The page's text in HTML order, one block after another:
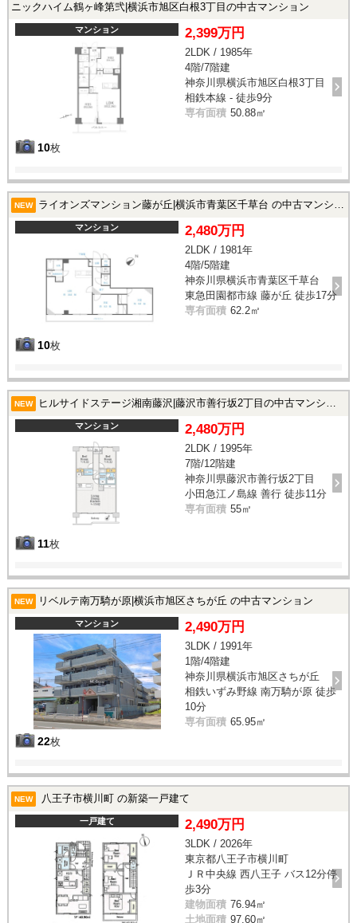
ニックハイム鶴ヶ峰第弐|横浜市旭区白根3丁目の中古マンション
マンション
10枚
2,399万円
2LDK / 1985年
4階/7階建
神奈川県横浜市旭区白根3丁目
相鉄本線 - 徒歩9分
専有面積 50.88㎡
NEW ライオンズマンション藤が丘|横浜市青葉区千草台 の中古マンション
マンション
10枚
2,480万円
2LDK / 1981年
4階/5階建
神奈川県横浜市青葉区千草台
東急田園都市線 藤が丘 徒歩17分
専有面積 62.2㎡
NEW ヒルサイドステージ湘南藤沢|藤沢市善行坂2丁目の中古マンション
マンション
11枚
2,480万円
2LDK / 1995年
7階/12階建
神奈川県藤沢市善行坂2丁目
小田急江ノ島線 善行 徒歩11分
専有面積 55㎡
NEW リベルテ南万騎が原|横浜市旭区さちが丘 の中古マンション
マンション
22枚
2,490万円
3LDK / 1991年
1階/4階建
神奈川県横浜市旭区さちが丘
相鉄いずみ野線 南万騎が原 徒歩
10分
専有面積 65.95㎡
NEW 八王子市横川町 の新築一戸建て
一戸建て 2,490万円
3LDK / 2026年
東京都八王子市横川町
ＪＲ中央線 西八王子 バス12分停
歩3分
建物面積 76.94㎡
土地面積 97.60㎡